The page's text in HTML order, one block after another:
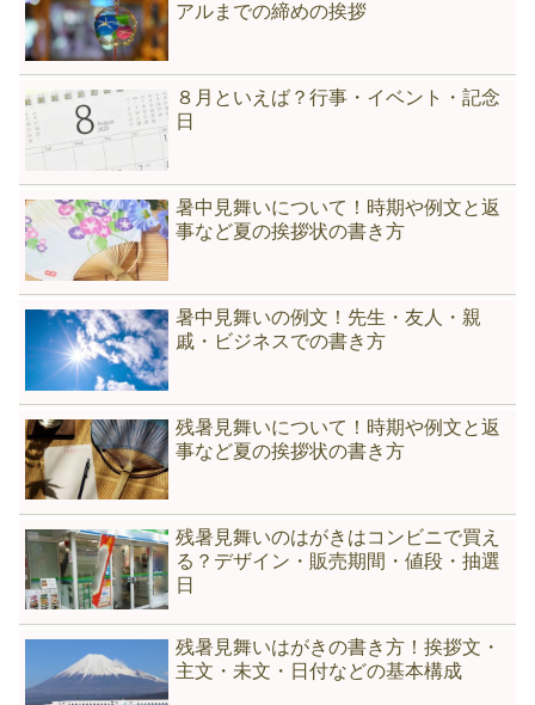
アルまでの締めの挨拶
８月といえば？行事・イベント・記念
日
暑中見舞いについて！時期や例文と返
事など夏の挨拶状の書き方
暑中見舞いの例文！先生・友人・親
戚・ビジネスでの書き方
残暑見舞いについて！時期や例文と返
事など夏の挨拶状の書き方
残暑見舞いのはがきはコンビニで買え
る？デザイン・販売期間・値段・抽選
日
残暑見舞いはがきの書き方！挨拶文・
主文・未文・日付などの基本構成